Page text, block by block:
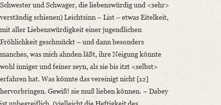
Schwester und Schwager, die liebenswürdig und <sehr>
verständig schienen) Leichtsinn – List – etwas Eitelkeit,
mit aller Liebenswürdigkeit einer jugendlichen
Fröhlichkeit geschmückt – und dann besonders
manches, was mich ahnden läßt, ihre Neigung könnte
wohl inniger und feiner seyn, als sie bis itzt <selbst>
erfahren hat. Was könnte das vereinigt nicht [12]
hervorbringen. Gewiß! sie muß lieben können. – Dabey